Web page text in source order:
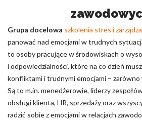
Grupa docelowa szkolenia stres i
panować nad emocjami w trudnych
to osoby pracujące w środowiskach o
i odpowiedzialności, które na co dzień
konfliktami i trudnymi emocjami – zarówno
Są to m.in. menedżerowie, liderzy
obsługi klienta, HR, sprzedaży oraz
radzić sobie z emocjami w relacjach